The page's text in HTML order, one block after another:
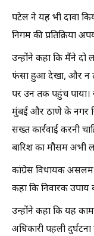
पटेल ने यह भी दावा
निगम की प्रतिक्रिया
उन्होंने कहा कि मैंने
फंसा हुआ देखा, और न
पर उन तक पहुंच पाया।
मुंबई और ठाणे के नगर
सख्त कार्रवाई करनी
बारिश का मौसम अभी
कांग्रेस विधायक
कहा कि निवारक
उन्होंने कहा कि यह काम
अधिकारी पहली